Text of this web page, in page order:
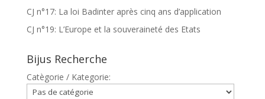
CJ n°17: La loi Badinter après cinq ans d’application
CJ n°19: L’Europe et la souveraineté des Etats
Bijus Recherche
Catègorie / Kategorie: